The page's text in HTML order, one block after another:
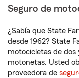
Seguro de
¿Sabía que State
desde 1962? State
motocicletas de
motonetas. Usted
proveedora de